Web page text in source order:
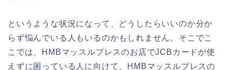
というような状況になって、どうしたらいいのか分か
らず悩んでいる人もいるのかもしれません。そこでこ
こでは、HMBマッスルプレスのお店でJCBカードが使
えずに困っている人に向けて、HMBマッスルプレスの